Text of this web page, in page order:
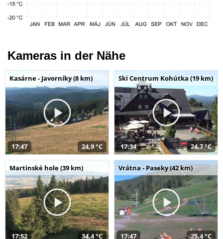
Kameras in der Nähe
Kasárne - Javorníky (8 km)
17:47 24,9 °C
Ski Centrum Kohútka (19 km)
17:34 24,7 °C
Martinské hole (39 km)
17:52 34,4 °C
Vrátna - Paseky (42 km)
17:47 25,4 °C